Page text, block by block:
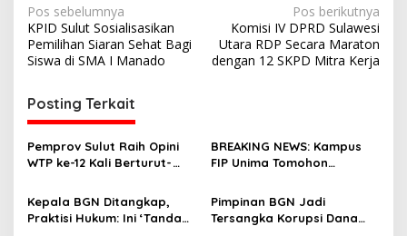
N
a
v
i
g
a
s
i
p
Pos sebelumnya
KPID Sulut Sosialisasikan
Pemilihan Siaran Sehat Bagi
Siswa di SMA I Manado
Pos berikutnya
Komisi IV DPRD Sulawesi
Utara RDP Secara Maraton
dengan 12 SKPD Mitra Kerja
Posting Terkait
Pemprov Sulut Raih Opini
WTP ke-12 Kali Berturut-
yang Sehat dan Akuntabel
BREAKING NEWS: Kampus
FIP Unima Tomohon
Kepala BGN Ditangkap,
Praktisi Hukum: Ini ‘Tanda
Pimpinan BGN Jadi
Tersangka Korupsi Dana